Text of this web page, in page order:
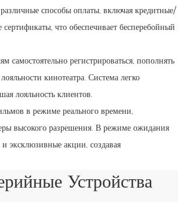
способы оплаты, включая кредитные/
что обеспечивает бесперебойный
самостоятельно регистрироваться, пополнять
кинотеатра. Система легко
лояльность клиентов.
в режиме реального времени,
высокого разрешения. В режиме ожидания
эксклюзивные акции, создавая
Устройства